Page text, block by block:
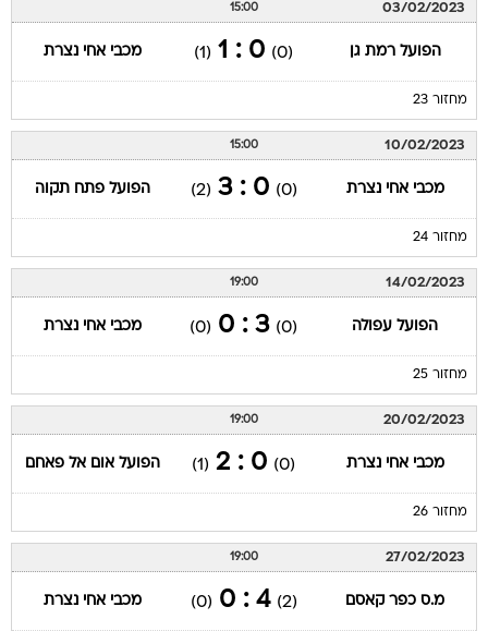
03/02/2023
15:00
הפועל רמת גן (0)
0 : 1
(1) מכבי אחי נצרת
מחזור 23
10/02/2023
15:00
מכבי אחי נצרת (0)
0 : 3
(2) הפועל פתח תקוה
מחזור 24
14/02/2023
19:00
הפועל עפולה (0)
3 : 0
(0) מכבי אחי נצרת
מחזור 25
20/02/2023
19:00
מכבי אחי נצרת (0)
0 : 2
(1) הפועל אום אל פאחם
מחזור 26
27/02/2023
19:00
מ.ס כפר קאסם (2)
4 : 0
(0) מכבי אחי נצרת